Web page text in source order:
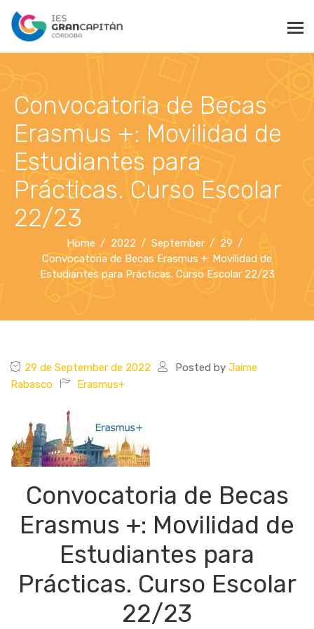
Convocatoria de Becas
Erasmus +: Movilidad de
Estudiantes para
Prácticas. Curso Escolar
22/23
Home 2022 September
29
Convocatoria de Becas Erasmus +: Movilidad de
Estudiantes para Prácticas. Curso Escolar 22/23
29 de September de 2022 Posted by Jaime
Rabasco
Erasmus+
Convocatoria de Becas
Erasmus +: Movilidad de
Estudiantes para
Prácticas. Curso Escolar
22/23